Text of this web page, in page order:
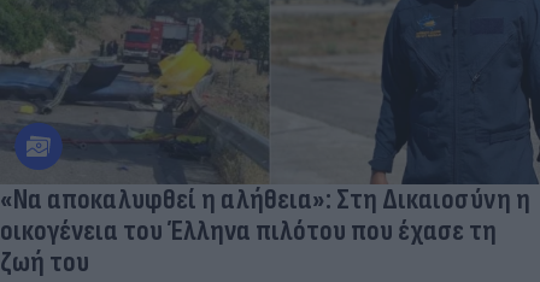
«Να αποκαλυφθεί η αλήθεια»: Στη Δικαιοσύνη η
οικογένεια του Έλληνα πιλότου που έχασε τη
ζωή του